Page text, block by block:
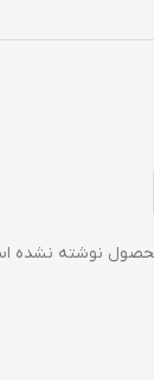
نوشته نشده